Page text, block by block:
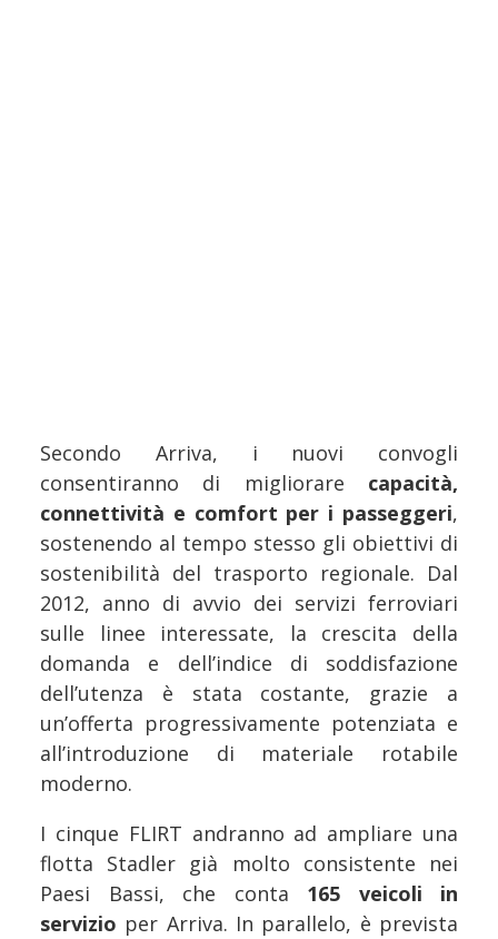
Secondo Arriva, i nuovi convogli
consentiranno di migliorare capacità,
connettività e comfort per i passeggeri,
sostenendo al tempo stesso gli obiettivi di
sostenibilità del trasporto regionale. Dal
2012, anno di avvio dei servizi ferroviari
sulle linee interessate, la crescita della
domanda e dell’indice di soddisfazione
dell’utenza è stata costante, grazie a
un’offerta progressivamente potenziata e
all’introduzione di materiale rotabile
moderno.
I cinque FLIRT andranno ad ampliare una
flotta Stadler già molto consistente nei
Paesi Bassi, che conta 165 veicoli in
servizio per Arriva. In parallelo, è prevista